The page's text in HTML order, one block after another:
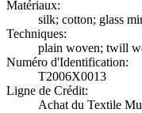
Matériaux:
silk; cotton; glass
Techniques:
plain woven; twill
Numéro d'Identification:
T2006X0013
Ligne de Crédit:
Achat du Textile